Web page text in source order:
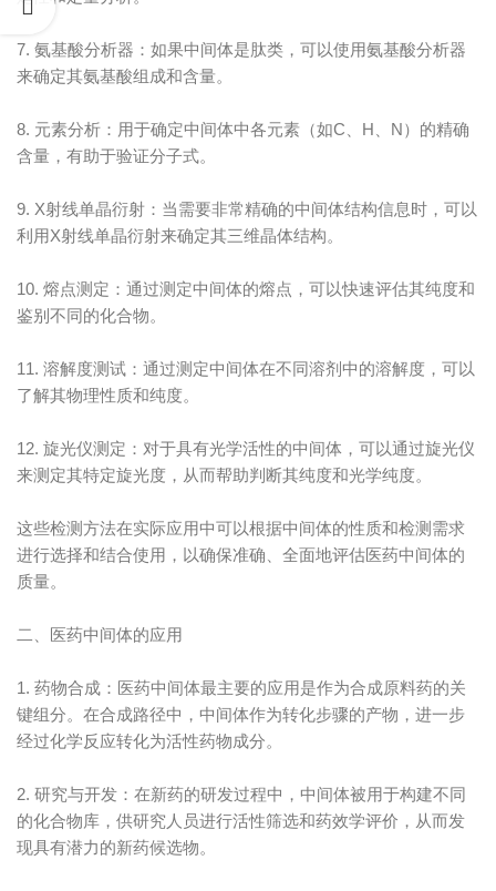
7. 氨基酸分析器：如果中间体是肽类，可以使用氨基酸分析器
来确定其氨基酸组成和含量。
8. 元素分析：用于确定中间体中各元素（如C、H、N）的精确
含量，有助于验证分子式。
9. X射线单晶衍射：当需要非常精确的中间体结构信息时，可以
利用X射线单晶衍射来确定其三维晶体结构。
10. 熔点测定：通过测定中间体的熔点，可以快速评估其纯度和
鉴别不同的化合物。
11. 溶解度测试：通过测定中间体在不同溶剂中的溶解度，可以
了解其物理性质和纯度。
12. 旋光仪测定：对于具有光学活性的中间体，可以通过旋光仪
来测定其特定旋光度，从而帮助判断其纯度和光学纯度。
这些检测方法在实际应用中可以根据中间体的性质和检测需求
进行选择和结合使用，以确保准确、全面地评估医药中间体的
质量。
二、医药中间体的应用
1. 药物合成：医药中间体最主要的应用是作为合成原料药的关
键组分。在合成路径中，中间体作为转化步骤的产物，进一步
经过化学反应转化为活性药物成分。
2. 研究与开发：在新药的研发过程中，中间体被用于构建不同
的化合物库，供研究人员进行活性筛选和药效学评价，从而发
现具有潜力的新药候选物。